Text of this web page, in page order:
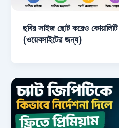
ছবির সাইজ ছোট করেও কোয়ালিটি
(ওয়েবসাইটের জন্য)